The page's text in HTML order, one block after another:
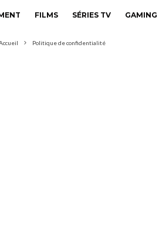
FILMS SÉRIES TV GAMING
Politique de confidentialité